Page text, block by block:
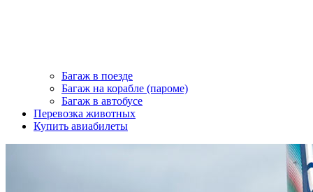
Багаж в поезде
Багаж на корабле (пароме)
Багаж в автобусе
Перевозка животных
Купить авиабилеты